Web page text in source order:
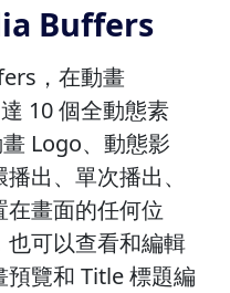
Buffers
，在動畫
10 個全動態素
Logo、動態影
出、單次播出、
在畫面的任何位
可以查看和編輯
覽和 Title 標題編